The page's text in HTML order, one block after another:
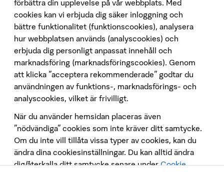
Hittamäklare
Developer Portal
Följ oss på sociala medier
Penningtvätt
Insättningsgarantin
Behandling av personuppgifter
Cookies
förbättra din upplevelse på vår webbplats. Med
cookies kan vi erbjuda dig säker inloggning och
bättre funktionalitet (funktionscookies), analysera
hur webbplatsen används (analyscookies) och
erbjuda dig personligt anpassat innehåll och
marknadsföring (marknadsföringscookies). Genom
att klicka "acceptera rekommenderade" godtar du
användningen av funktions-, marknadsförings- och
analyscookies, vilket är frivilligt.
När du använder hemsidan placeras även
”nödvändiga” cookies som inte kräver ditt samtycke.
Om du inte vill tillåta vissa typer av cookies, kan du
ändra dina cookiesinställningar. Du kan alltid ändra
dig/återkalla ditt samtycke senare under Cookie